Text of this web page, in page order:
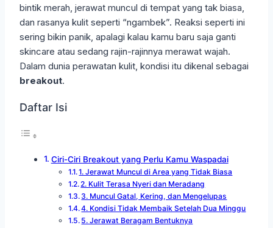
bintik merah, jerawat muncul di tempat yang tak biasa,
dan rasanya kulit seperti “ngambek”. Reaksi seperti ini
sering bikin panik, apalagi kalau kamu baru saja ganti
skincare atau sedang rajin-rajinnya merawat wajah.
Dalam dunia perawatan kulit, kondisi itu dikenal sebagai
breakout.
Daftar Isi
Ciri-Ciri Breakout yang Perlu Kamu Waspadai
1. Jerawat Muncul di Area yang Tidak Biasa
2. Kulit Terasa Nyeri dan Meradang
3. Muncul Gatal, Kering, dan Mengelupas
4. Kondisi Tidak Membaik Setelah Dua Minggu
5. Jerawat Beragam Bentuknya